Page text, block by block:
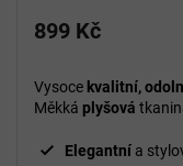
899 Kč
Vysoce kvalitní,
Měkká plyšová
Elegantní a